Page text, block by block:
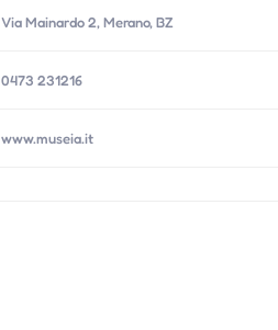
Via Mainardo 2, Merano, BZ
0473 231216
www.museia.it